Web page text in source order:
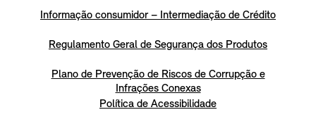
Informação consumidor – Intermediação de Crédito
Regulamento Geral de Segurança dos Produtos
Plano de Prevenção de Riscos de Corrupção e
Infrações Conexas
Política de Acessibilidade